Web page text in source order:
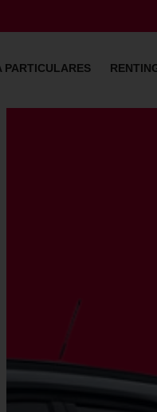
PARTICULARES